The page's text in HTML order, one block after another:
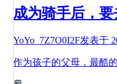
成为骑手后，
YoYo_7Z7O0I2F发表于
作为孩子的父母，最酷